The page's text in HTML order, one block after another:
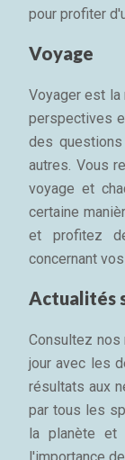
pour profiter
Voyage
Voyager est
perspectives
des
autres. Vous
voyage et
certaine
et profitez
concernant
Actualités
Consultez nos
jour avec les
résultats aux
par tous les
la planète et